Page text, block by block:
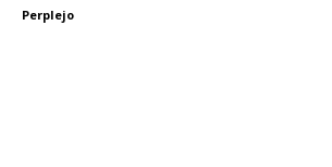
Perplejo